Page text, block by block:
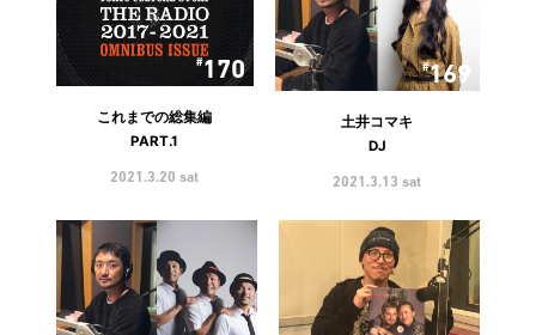
170
これまでの総集編
PART.1
2021.3.20 sat
169
土井コマキ
DJ
2021.3.13 sat